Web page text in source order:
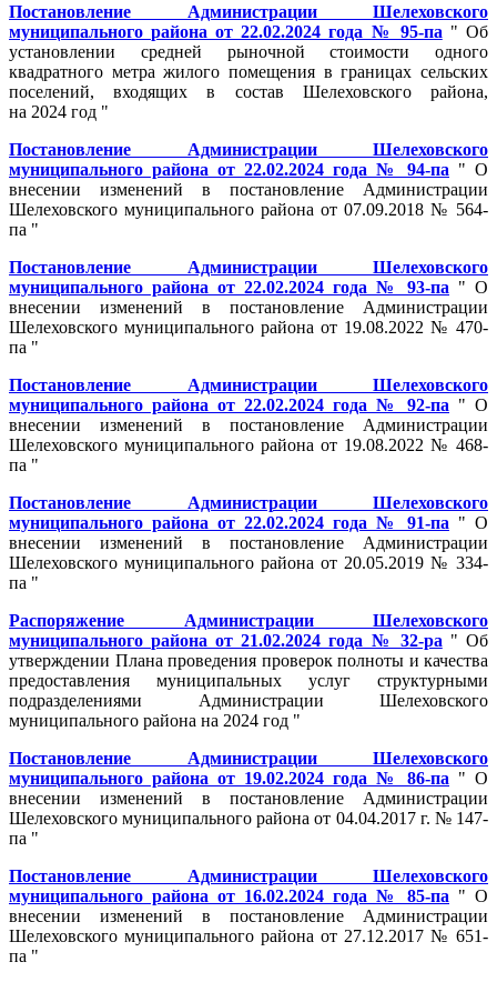
Постановление Администрации Шелеховского
муниципального района от 22.02.2024 года № 95-па " Об
установлении средней рыночной стоимости одного
квадратного метра жилого помещения в границах сельских
поселений, входящих в состав Шелеховского района,
на 2024 год "
Постановление Администрации Шелеховского
муниципального района от 22.02.2024 года № 94-па " О
внесении изменений в постановление Администрации
Шелеховского муниципального района от 07.09.2018 № 564-
па "
Постановление Администрации Шелеховского
муниципального района от 22.02.2024 года № 93-па " О
внесении изменений в постановление Администрации
Шелеховского муниципального района от 19.08.2022 № 470-
па "
Постановление Администрации Шелеховского
муниципального района от 22.02.2024 года № 92-па " О
внесении изменений в постановление Администрации
Шелеховского муниципального района от 19.08.2022 № 468-
па "
Постановление Администрации Шелеховского
муниципального района от 22.02.2024 года № 91-па " О
внесении изменений в постановление Администрации
Шелеховского муниципального района от 20.05.2019 № 334-
па "
Распоряжение Администрации Шелеховского
муниципального района от 21.02.2024 года № 32-ра " Об
утверждении Плана проведения проверок полноты и качества
предоставления муниципальных услуг структурными
подразделениями Администрации Шелеховского
муниципального района на 2024 год "
Постановление Администрации Шелеховского
муниципального района от 19.02.2024 года № 86-па " О
внесении изменений в постановление Администрации
Шелеховского муниципального района от 04.04.2017 г. № 147-
па "
Постановление Администрации Шелеховского
муниципального района от 16.02.2024 года № 85-па " О
внесении изменений в постановление Администрации
Шелеховского муниципального района от 27.12.2017 № 651-
па "